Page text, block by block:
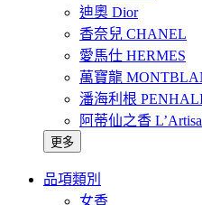
迪奧 Dior
香奈兒 CHANEL
愛馬仕 HERMES
萬寶龍
潘海利根
阿蒂仙之香
更多
品項類別
女香